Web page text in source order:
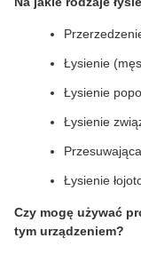
Łysienie
Łysienie
Łysienie
Łysienie
Czy mogę używać
tym urządzeniem?